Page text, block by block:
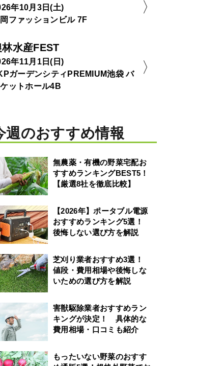
年10月3日(土)
ファッションビル 7F
林水産FEST
年11月1日(日)
ガーデンシティPREMIUM池袋 バ
ットホール4B
週のおすすめ情報
無農薬・有機の野菜宅配お
すすめランキングBEST5！
【厳選8社を徹底比較】
【2026年】ポータブル電源
おすすめランキング5選！
後悔しない選び方を解説
芝刈り業者おすすめ3選！
値段・費用相場や後悔しな
いための選び方を解説
害獣駆除業者おすすめラン
キングが決定！ 具体的な
費用相場・口コミも紹介
もったいない野菜のおすす